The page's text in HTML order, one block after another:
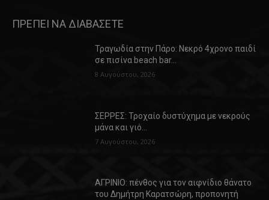
ΠΡΕΠΕΙ ΝΑ ΔΙΑΒΑΣΕΤΕ
Τραγωδία στην Πάρο: Νεκρό 4χρονο παιδί
σε πισίνα beach bar…
8 Αυγούστου, 2026
ΣΕΡΡΕΣ: Τροχαίο δυστύχημα με νεκρούς
μάνα και γιό…
7 Αυγούστου, 2026
ΑΓΡΙΝΙΟ: πένθος για τον αιφνίδιο θάνατο
του Δημήτρη Καρατσώρη, προπονητή